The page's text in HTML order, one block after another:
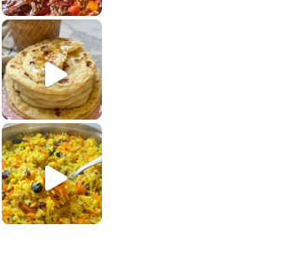
של מופלטה וספינז׳, רעיון מעולאז מה בשבילכם?
פסטל טוניסאי לתשעת הימים,
למתכון
של תשעת הימים ולמה היא נקראת ככה? ההסבר
מז׳ווז׳ין או בתרגום